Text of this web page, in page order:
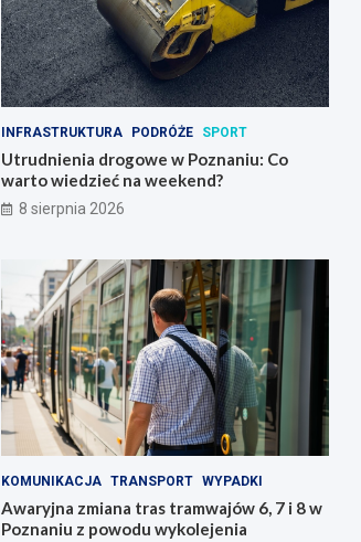
INFRASTRUKTURA PODRÓŻE SPORT
Utrudnienia drogowe w Poznaniu: Co
warto wiedzieć na weekend?
8 sierpnia 2026
KOMUNIKACJA TRANSPORT WYPADKI
Awaryjna zmiana tras tramwajów 6, 7 i 8 w
Poznaniu z powodu wykolejenia